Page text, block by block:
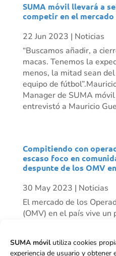
SUMA móvilutiliza cookies
experiencia de usuario y obtener
SUMA móvil llevará a
competir en el
22 Jun 2023 | Noticias
“Buscamos añadir, a
macas. Tenemos la
menos, la mitad sean
equipo de
Manager de SUMA
entrevistó a Mauricio
Compitiendo con
escaso foco en
despunte de los OMV
30 May 2023 | Noticias
El mercado de los
(OMV) en el país vive un
Mundo Móvil que ha